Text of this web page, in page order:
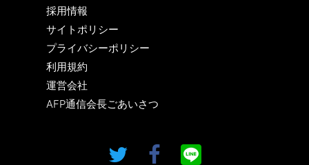
採用情報
サイトポリシー
プライバシーポリシー
利用規約
運営会社
AFP通信会長ごあいさつ